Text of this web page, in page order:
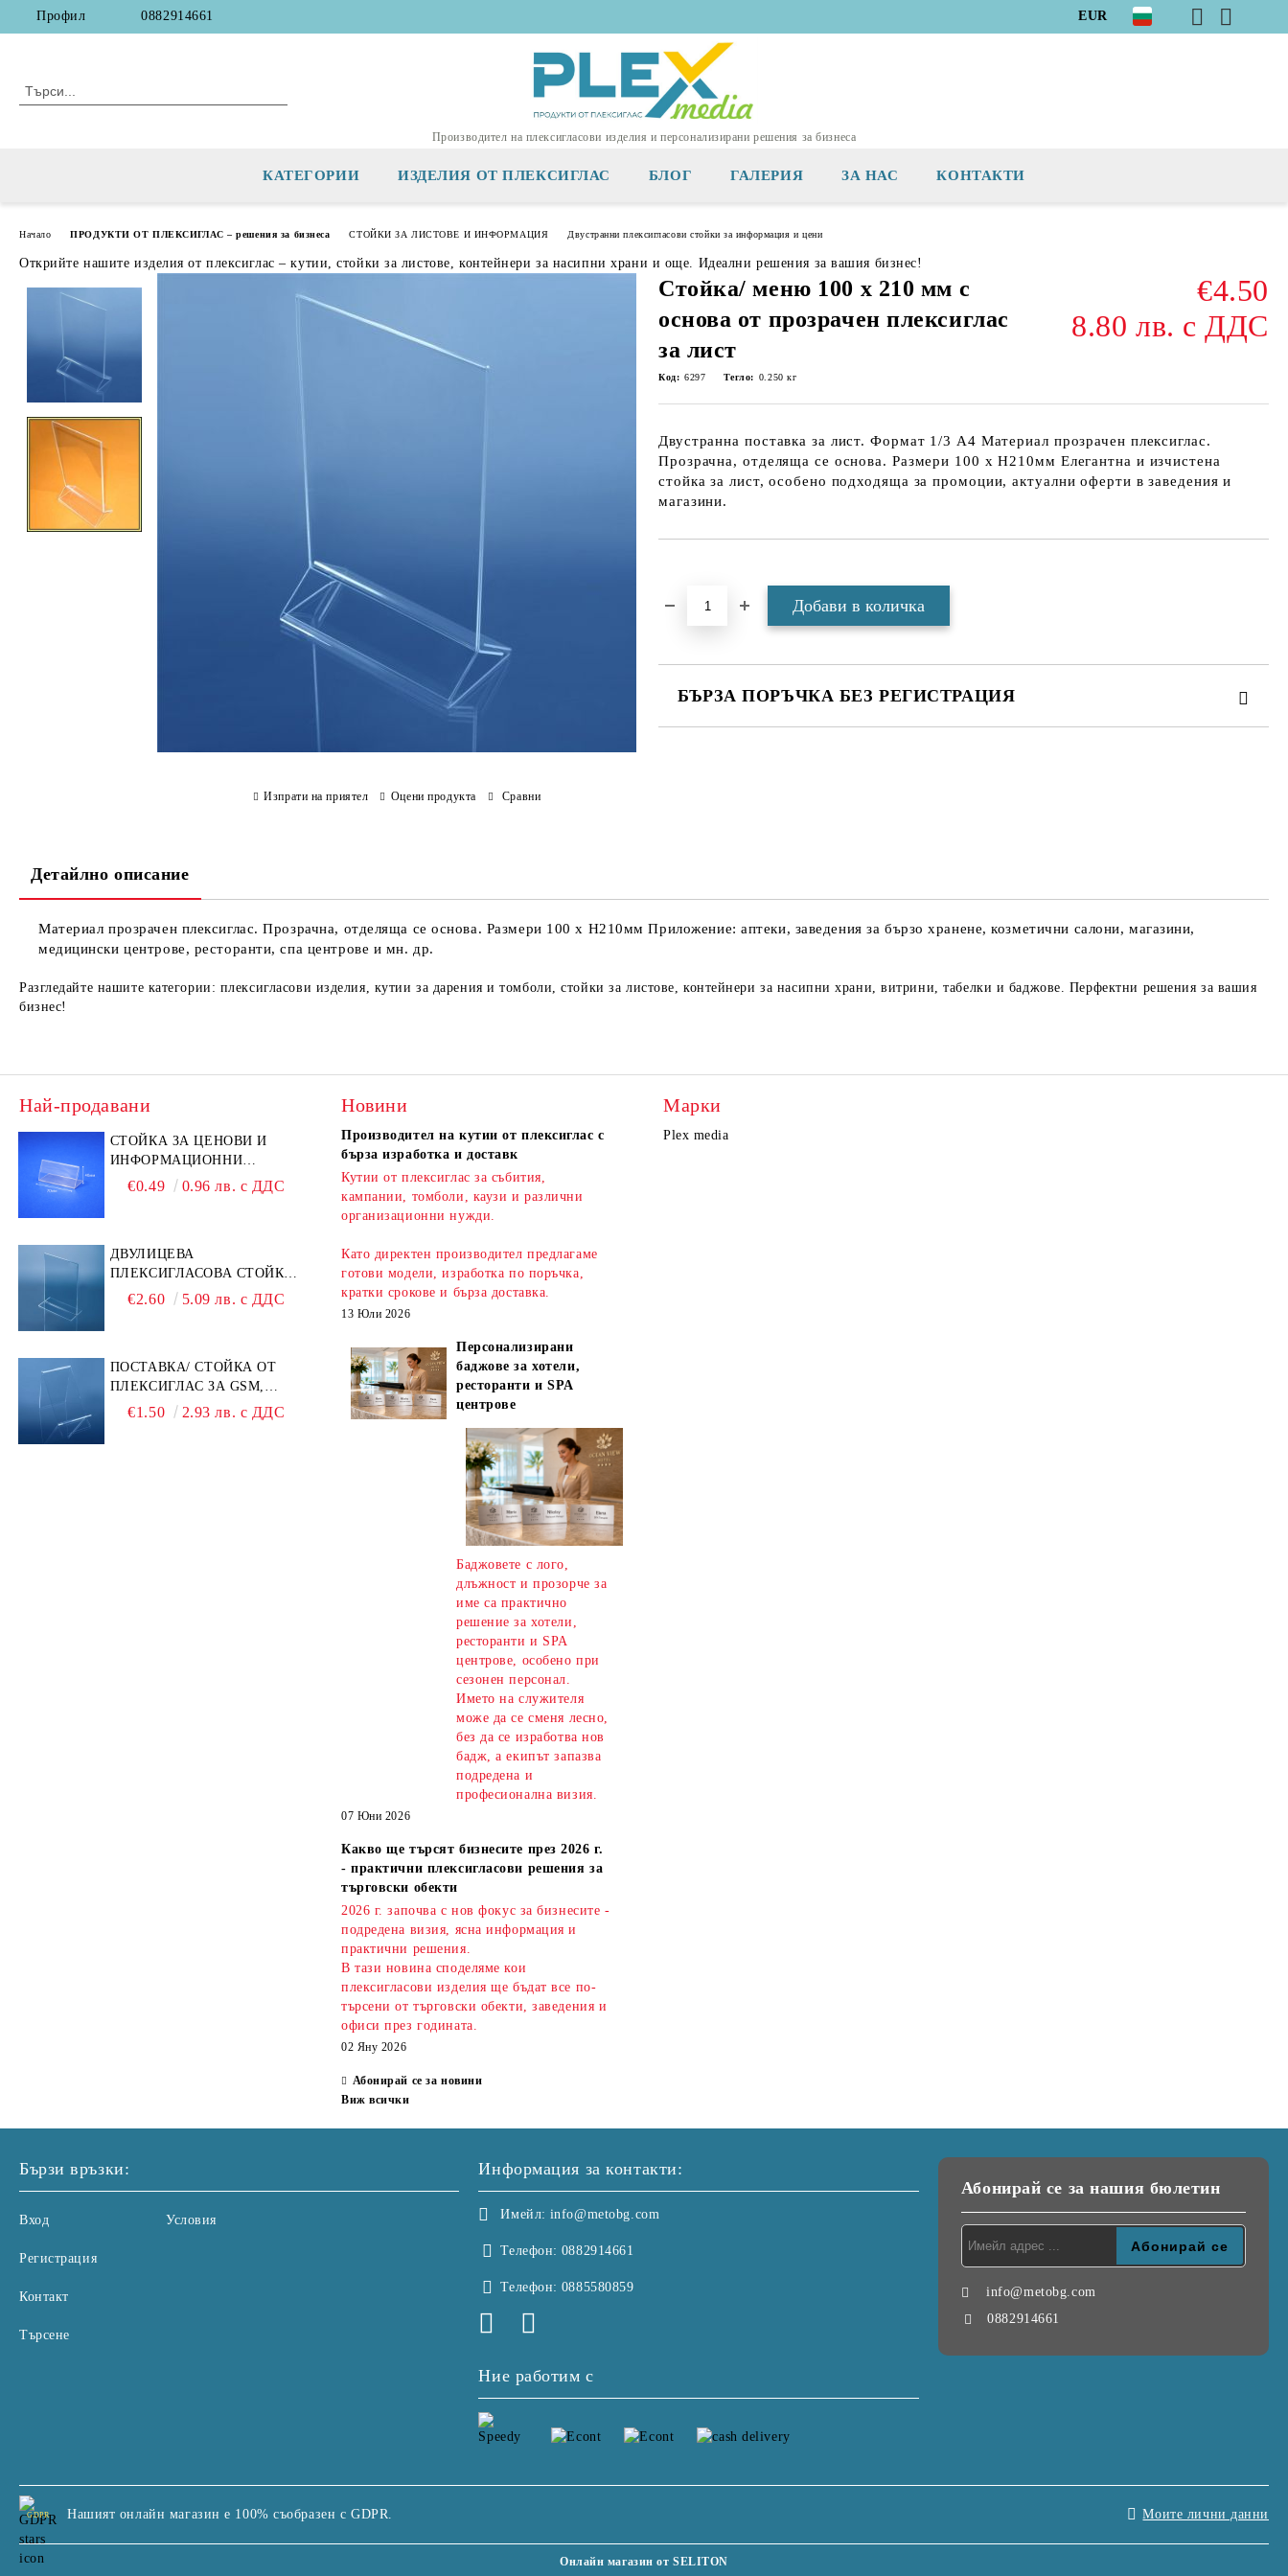
Профил 0882914661 EUR
Производител на плексигласови изделия и персонализирани решения за бизнеса
КАТЕГОРИИ ИЗДЕЛИЯ ОТ ПЛЕКСИГЛАС БЛОГ ГАЛЕРИЯ ЗА НАС КОНТАКТИ
Начало ПРОДУКТИ ОТ ПЛЕКСИГЛАС – решения за бизнеса СТОЙКИ ЗА ЛИСТОВЕ И ИНФОРМАЦИЯ Двустранни плексигласови стойки за информация и цени
Открийте нашите изделия от плексиглас – кутии, стойки за листове, контейнери за насипни храни и още. Идеални решения за вашия бизнес!
Стойка/ меню 100 х 210 мм с
основа от прозрачен плексиглас
за лист
€4.50
8.80 лв. с ДДС
Код: 6297 Тегло: 0.250 кг
Двустранна поставка за лист. Формат 1/3 А4 Материал прозрачен плексиглас.
Прозрачна, отделяща се основа. Размери 100 х Н210мм Елегантна и изчистена
стойка за лист, особено подходяща за промоции, актуални оферти в заведения и
магазини.
БЪРЗА ПОРЪЧКА БЕЗ РЕГИСТРАЦИЯ
Изпрати на приятел Оцени продукта Сравни
Детайлно описание
Материал прозрачен плексиглас. Прозрачна, отделяща се основа. Размери 100 х Н210мм Приложение: аптеки, заведения за бързо хранене, козметични салони, магазини,
медицински центрове, ресторанти, спа центрове и мн. др.
Разгледайте нашите категории: плексигласови изделия, кутии за дарения и томболи, стойки за листове, контейнери за насипни храни, витрини, табелки и баджове. Перфектни решения за вашия
бизнес!
Най-продавани
СТОЙКА ЗА ЦЕНОВИ И
ИНФОРМАЦИОННИ
ЕТИКЕТИ 70 × 40 ММ –
€0.49 0.96 лв. с ДДС
ДВУЛИЦЕВА
ПЛЕКСИГЛАСОВА СТОЙКА
A6 – ИДЕАЛНА ЗА QR
КОДОВЕ И РЕКЛАМИ
€2.60 5.09 лв. с ДДС
ПОСТАВКА/ СТОЙКА ОТ
ПЛЕКСИГЛАС ЗА GSM,
ТЕЛЕФОН, СМАРТФОН И
€1.50 2.93 лв. с ДДС
Новини
Производител на кутии от плексиглас с
бърза изработка и доставк
Кутии от плексиглас за събития,
кампании, томболи, каузи и различни
организационни нужди.
Като директен производител предлагаме
готови модели, изработка по поръчка,
кратки срокове и бърза доставка.
13 Юли 2026
Персонализирани
баджове за хотели,
ресторанти и SPA
центрове
Баджовете с лого,
длъжност и прозорче за
име са практично
решение за хотели,
ресторанти и SPA
центрове, особено при
сезонен персонал.
Името на служителя
може да се сменя лесно,
без да се изработва нов
бадж, а екипът запазва
подредена и
професионална визия.
07 Юни 2026
Какво ще търсят бизнесите през 2026 г.
- практични плексигласови решения за
търговски обекти
2026 г. започва с нов фокус за бизнесите -
подредена визия, ясна информация и
практични решения.
В тази новина споделяме кои
плексигласови изделия ще бъдат все по-
търсени от търговски обекти, заведения и
офиси през годината.
02 Яну 2026
Абонирай се за новини
Виж всички
Марки
Plex media
Бързи връзки:
Вход
Регистрация
Контакт
Търсене
Условия
Информация за контакти:
Имейл: info@metobg.com
Телефон: 0882914661
Телефон: 0885580859
Ние работим с
Абонирай се за нашия бюлетин
info@metobg.com
0882914661
GDPR Нашият онлайн магазин е 100% съобразен с GDPR. Моите лични данни
Онлайн магазин от SELITON